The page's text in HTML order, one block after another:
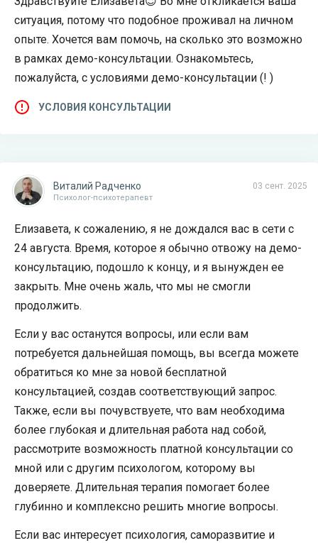
ситуация, потому что подобное проживал на личном
опыте. Хочется вам помочь, на сколько это возможно
в рамках демо-консультации. Ознакомьтесь,
пожалуйста, с условиями демо-консультации (! )
УСЛОВИЯ КОНСУЛЬТАЦИИ
03 сент. 2025
Виталий Радченко
Психолог-психотерапевт
Елизавета, к сожалению, я не дождался вас в сети с
24 августа. Время, которое я обычно отвожу на демо-
консультацию, подошло к концу, и я вынужден ее
закрыть. Мне очень жаль, что мы не смогли
продолжить.
Если у вас останутся вопросы, или если вам
потребуется дальнейшая помощь, вы всегда можете
обратиться ко мне за новой бесплатной
консультацией, создав соответствующий запрос.
Также, если вы почувствуете, что вам необходима
более глубокая и длительная работа над собой,
рассмотрите возможность платной консультации со
мной или с другим психологом, которому вы
доверяете. Длительная терапия помогает более
глубинно и комплексно решить многие вопросы.
Если вас интересует психология, саморазвитие и